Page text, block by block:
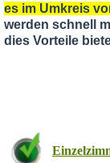
es im Umkreis
werden schnell
dies Vorteile